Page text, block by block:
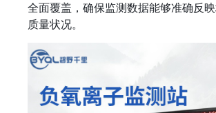
全面覆盖，确保监测数据能够准确反
质量状况。